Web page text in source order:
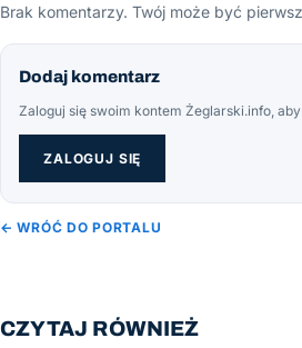
Brak komentarzy. Twój może być
Dodaj komentarz
Zaloguj się swoim kontem Żeglarski.info,
ZALOGUJ SIĘ
← WRÓĆ DO PORTALU
CZYTAJ RÓWNIEŻ